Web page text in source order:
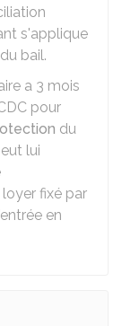
s'applique
bail.
a 3 mois
pour
du
lui
fixé par
en